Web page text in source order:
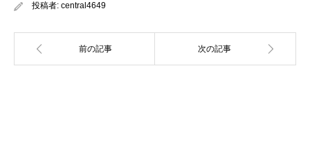
投稿者: central4649